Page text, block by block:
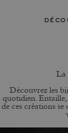
La
Découvrez les
quotidien.
de ces créations